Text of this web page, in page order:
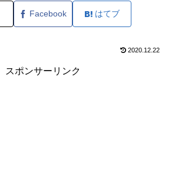
Facebook はてブ
2020.12.22
スポンサーリンク